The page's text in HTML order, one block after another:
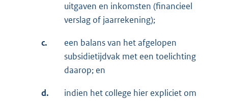
uitgaven en inkomsten (financieel
verslag of jaarrekening);
c.
een balans van het afgelopen
subsidietijdvak met een toelichting
daarop; en
d.
indien het college hier expliciet om